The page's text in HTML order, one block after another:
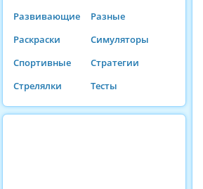
Развивающие
Разные
Раскраски
Симуляторы
Спортивные
Стратегии
Стрелялки
Тесты